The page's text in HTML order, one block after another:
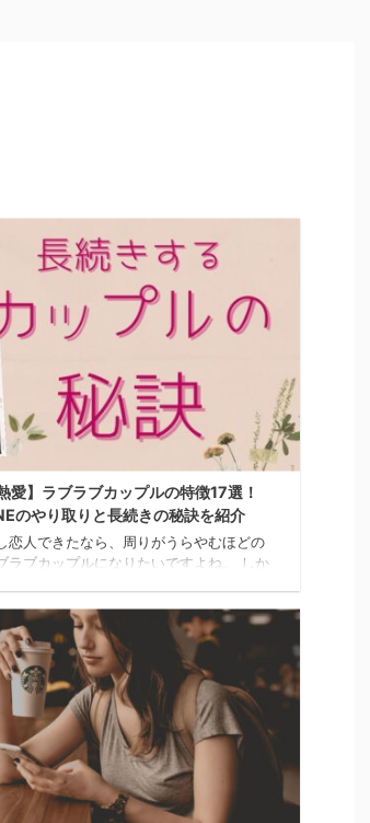
熱愛】ラブラブカップルの特徴17選！
のやり取りと長続きの秘訣を紹介
恋人できたなら、周りがうらやむほどの
ラブカップルになりたいですよね。 しか
のです。 恋人と長く良い関係でいるため
、気をつけなくてはいけないポイントが
さんあります。 LoveDoor編集部この記事
、ラブラブカップルになるための秘訣や
きさせるための方法を詳しく紹介しま
ラブラブカップルの特徴 周りから見ても
分かるほど仲良しな恋人同士を見ている
思わずうらやましくなりますよね。 「ラ
ブカップ ...